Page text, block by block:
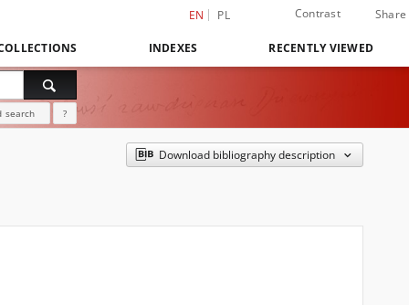
EN PL Contrast Share
INDEXES RECENTLY VIEWED
search ?
Download bibliography description